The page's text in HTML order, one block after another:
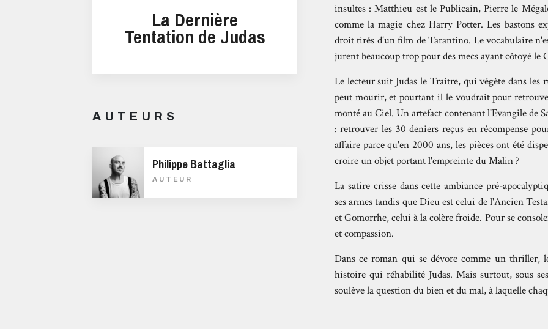
La Dernière
Tentation de Judas
AUTEURS
Philippe Battaglia
AUTEUR
insultes : Matthieu est le Publicain, Pierre le
comme la magie chez Harry Potter. Les bastons
droit tirés d'un film de Tarantino. Le vocabulaire
jurent beaucoup trop pour des mecs ayant côtoyé le
Le lecteur suit Judas le Traître, qui végète dans
peut mourir, et pourtant il le voudrait pour
monté au Ciel. Un artefact contenant l'Evangile de
: retrouver les 30 deniers reçus en récompense
affaire parce qu'en 2000 ans, les pièces ont été
croire un objet portant l'empreinte du Malin ?
La satire crisse dans cette ambiance pré-
ses armes tandis que Dieu est celui de l'Ancien
et Gomorrhe, celui à la colère froide. Pour se
et compassion.
Dans ce roman qui se dévore comme un thriller,
histoire qui réhabilité Judas. Mais surtout, sous
soulève la question du bien et du mal, à laquelle